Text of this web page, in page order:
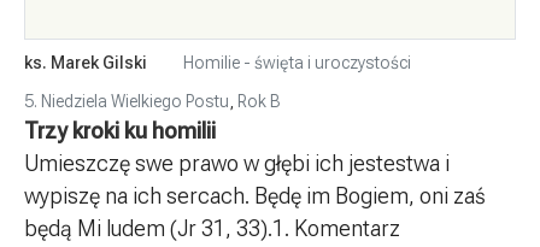
ks. Marek Gilski
Homilie - święta i uroczystości
5. Niedziela Wielkiego Postu, Rok B
Trzy kroki ku homilii
Umieszczę swe prawo w głębi ich jestestwa i
wypiszę na ich sercach. Będę im Bogiem, oni zaś
będą Mi ludem (Jr 31, 33).1. Komentarz